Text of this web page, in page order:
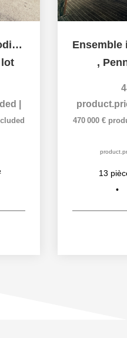
Maison proche commodités à pied
,
470 000 €
13